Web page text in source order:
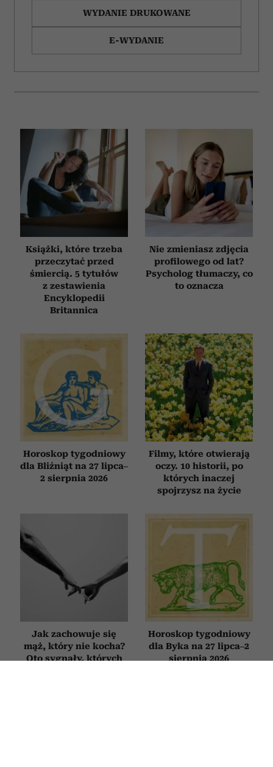
WYDANIE DRUKOWANE
E-WYDANIE
Książki, które trzeba
przeczytać przed
śmiercią. 5 tytułów
z zestawienia
Encyklopedii
Britannica
Nie zmieniasz zdjęcia
profilowego od lat?
Psycholog tłumaczy, co
to oznacza
Horoskop tygodniowy
dla Bliźniąt na 27 lipca–
2 sierpnia 2026
Filmy, które otwierają
oczy. 10 historii, po
których inaczej
spojrzysz na życie
Jak zachowuje się
mąż, który nie kocha?
Oto sygnały, których
Horoskop tygodniowy
dla Byka na 27 lipca–2
sierpnia 2026